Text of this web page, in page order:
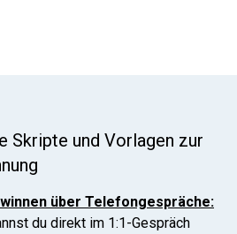
Skripte und Vorlagen zur
über Telefongespräche:
du direkt im 1:1-Gespräch